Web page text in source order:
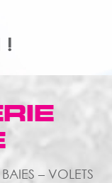
!
– VOLETS